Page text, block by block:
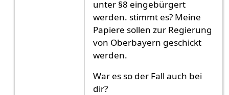
unter §8 eingebürgert
werden. stimmt es? Meine
Papiere sollen zur Regierung
von Oberbayern geschickt
werden.
War es so der Fall auch bei
dir?